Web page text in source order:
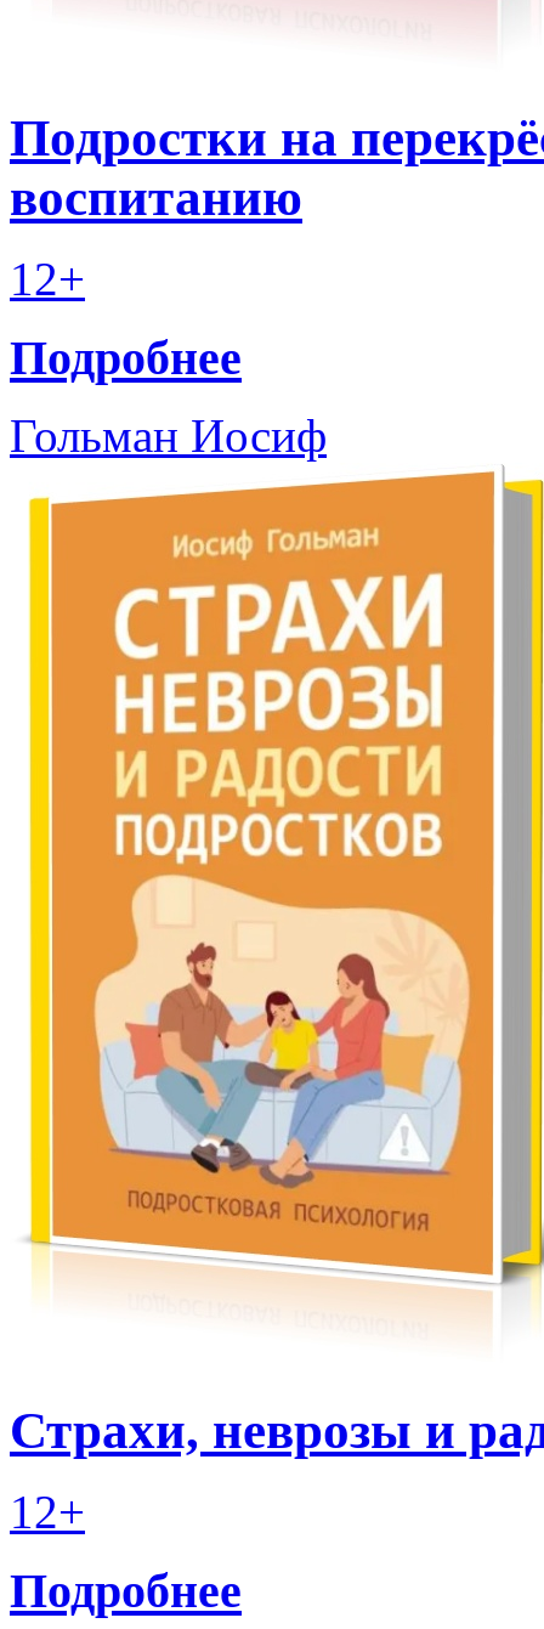
Подростки на
воспитанию
12+
Подробнее
Гольман Иосиф
Страхи, неврозы и
12+
Подробнее